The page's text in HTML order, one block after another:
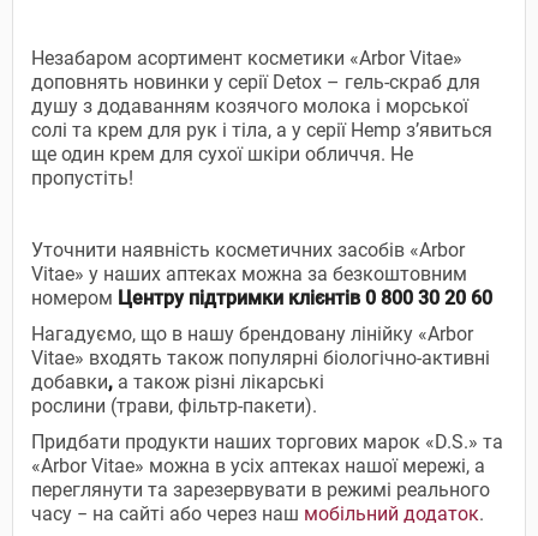
Незабаром асортимент косметики «Arbor Vitae»
доповнять новинки у серії Detox – гель-скраб для
душу з додаванням козячого молока і морської
солі та крем для рук і тіла, а у серії Hemp з’явиться
ще один крем для сухої шкіри обличчя. Не
пропустіть!
Уточнити наявність косметичних засобів «Arbor
Vitae» у наших аптеках можна за безкоштовним
номером Центру підтримки клієнтів 0 800 30 20 60
Нагадуємо, що в нашу брендовану лінійку «Arbor
Vitae» входять також популярні біологічно-активні
добавки, а також різні лікарські
рослини (трави, фільтр-пакети).
Придбати продукти наших торгових марок «D.S.» та
«Arbor Vitae» можна в усіх аптеках нашої мережі, а
переглянути та зарезервувати в режимі реального
часу − на сайті або через наш мобільний додаток.